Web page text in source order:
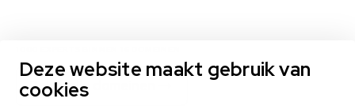
Deze website maakt gebruik van
cookies
Bekijk alle domeinen